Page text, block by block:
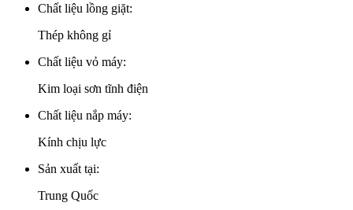
Chất liệu lồng giặt:
Thép không gỉ
Chất liệu vỏ máy:
Kim loại sơn tĩnh điện
Chất liệu nắp máy:
Kính chịu lực
Sản xuất tại:
Trung Quốc